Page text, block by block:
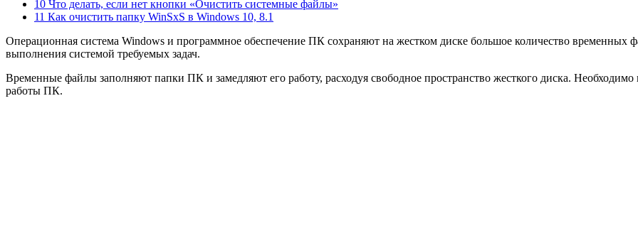
10 Что делать, если нет кнопки «Очистить системные файлы»
11 Как очистить папку WinSxS в Windows 10, 8.1
Операционная система Windows и программное обеспечение ПК сохраняют на жестком диске большое количество временных
выполнения системой требуемых задач.
Временные файлы заполняют папки ПК и замедляют его работу, расходуя свободное пространство жесткого диска.
работы ПК.